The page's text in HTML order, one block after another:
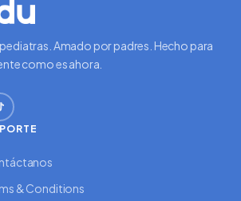
Amado por padres. Hecho para
como es ahora.
& Conditions